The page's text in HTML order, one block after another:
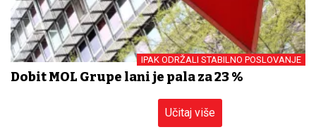
IPAK ODRŽALI STABILNO POSLOVANJE
Dobit MOL Grupe lani je pala za 23 %
Učitaj više